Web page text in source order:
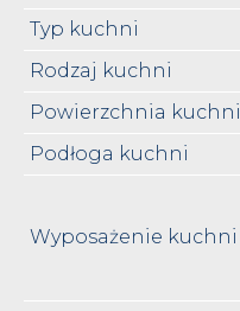
Typ kuchni
Rodzaj kuchni
Powierzchnia kuchni
Podłoga kuchni
Wyposażenie kuchni